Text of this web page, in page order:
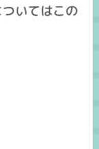
いてはこの